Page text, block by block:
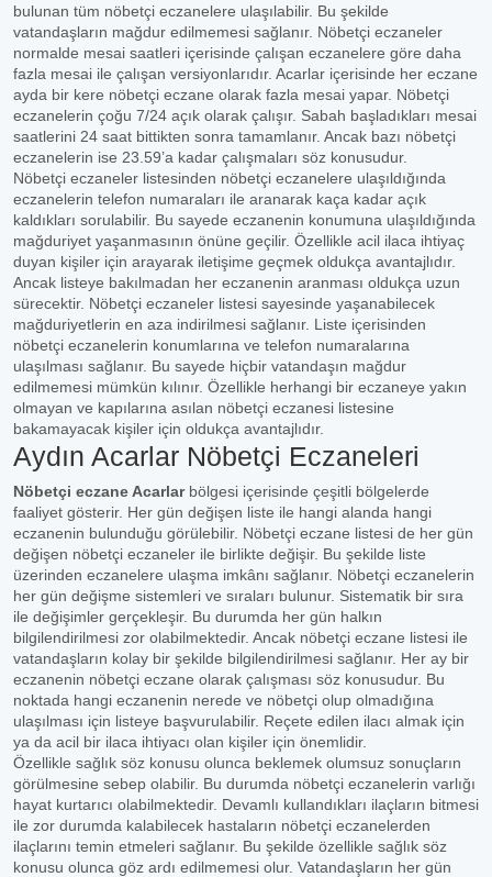
bulunan tüm nöbetçi eczanelere ulaşılabilir. Bu şekilde
vatandaşların mağdur edilmemesi sağlanır. Nöbetçi eczaneler
normalde mesai saatleri içerisinde çalışan eczanelere göre daha
fazla mesai ile çalışan versiyonlarıdır. Acarlar içerisinde her eczane
ayda bir kere nöbetçi eczane olarak fazla mesai yapar. Nöbetçi
eczanelerin çoğu 7/24 açık olarak çalışır. Sabah başladıkları mesai
saatlerini 24 saat bittikten sonra tamamlanır. Ancak bazı nöbetçi
eczanelerin ise 23.59’a kadar çalışmaları söz konusudur.
Nöbetçi eczaneler listesinden nöbetçi eczanelere ulaşıldığında
eczanelerin telefon numaraları ile aranarak kaça kadar açık
kaldıkları sorulabilir. Bu sayede eczanenin konumuna ulaşıldığında
mağduriyet yaşanmasının önüne geçilir. Özellikle acil ilaca ihtiyaç
duyan kişiler için arayarak iletişime geçmek oldukça avantajlıdır.
Ancak listeye bakılmadan her eczanenin aranması oldukça uzun
sürecektir. Nöbetçi eczaneler listesi sayesinde yaşanabilecek
mağduriyetlerin en aza indirilmesi sağlanır. Liste içerisinden
nöbetçi eczanelerin konumlarına ve telefon numaralarına
ulaşılması sağlanır. Bu sayede hiçbir vatandaşın mağdur
edilmemesi mümkün kılınır. Özellikle herhangi bir eczaneye yakın
olmayan ve kapılarına asılan nöbetçi eczanesi listesine
bakamayacak kişiler için oldukça avantajlıdır.
Aydın Acarlar Nöbetçi Eczaneleri
Nöbetçi eczane Acarlarbölgesi içerisinde çeşitli bölgelerde
faaliyet gösterir. Her gün değişen liste ile hangi alanda hangi
eczanenin bulunduğu görülebilir. Nöbetçi eczane listesi de her gün
değişen nöbetçi eczaneler ile birlikte değişir. Bu şekilde liste
üzerinden eczanelere ulaşma imkânı sağlanır. Nöbetçi eczanelerin
her gün değişme sistemleri ve sıraları bulunur. Sistematik bir sıra
ile değişimler gerçekleşir. Bu durumda her gün halkın
bilgilendirilmesi zor olabilmektedir. Ancak nöbetçi eczane listesi ile
vatandaşların kolay bir şekilde bilgilendirilmesi sağlanır. Her ay bir
eczanenin nöbetçi eczane olarak çalışması söz konusudur. Bu
noktada hangi eczanenin nerede ve nöbetçi olup olmadığına
ulaşılması için listeye başvurulabilir. Reçete edilen ilacı almak için
ya da acil bir ilaca ihtiyacı olan kişiler için önemlidir.
Özellikle sağlık söz konusu olunca beklemek olumsuz sonuçların
görülmesine sebep olabilir. Bu durumda nöbetçi eczanelerin varlığı
hayat kurtarıcı olabilmektedir. Devamlı kullandıkları ilaçların bitmesi
ile zor durumda kalabilecek hastaların nöbetçi eczanelerden
ilaçlarını temin etmeleri sağlanır. Bu şekilde özellikle sağlık söz
konusu olunca göz ardı edilmemesi olur. Vatandaşların her gün